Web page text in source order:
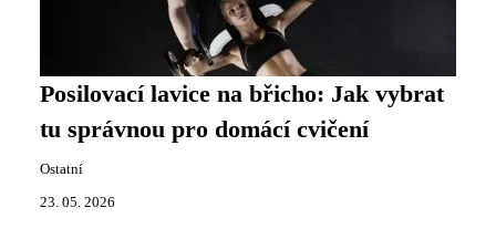
Posilovací lavice na břicho: Jak vybrat
tu správnou pro domácí cvičení
Ostatní
23. 05. 2026